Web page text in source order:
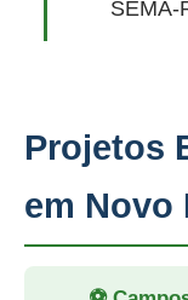
SEMA-
Projetos
em Novo